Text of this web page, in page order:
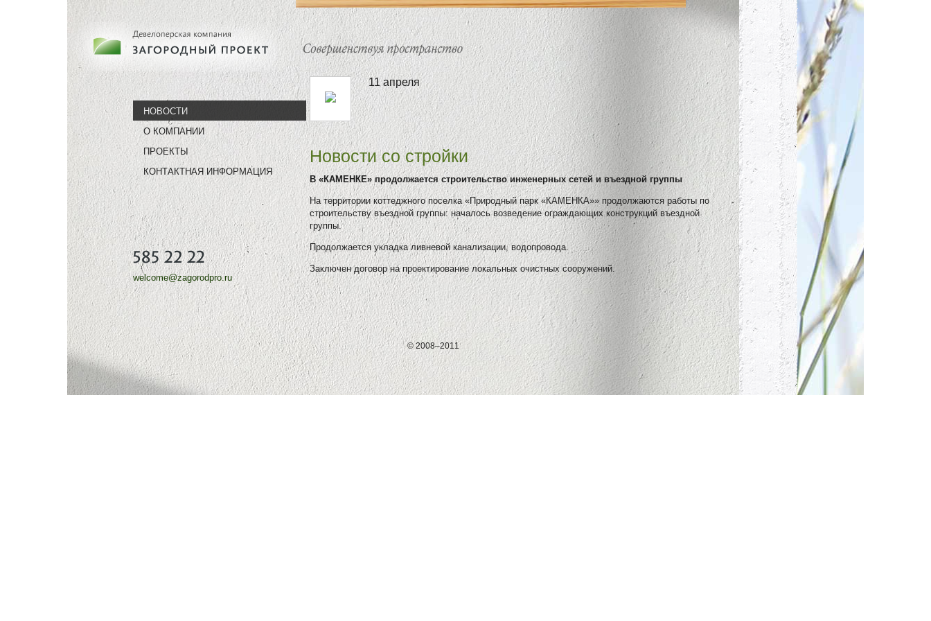
НОВОСТИ
О КОМПАНИИ
ПРОЕКТЫ
КОНТАКТНАЯ ИНФОРМАЦИЯ
welcome@zagorodpro.ru
11 апреля
Новости со стройки
В «КАМЕНКЕ» продолжается строительство инженерных сетей и въездной группы
На территории коттеджного поселка «Природный парк «КАМЕНКА»» продолжаются работы по
строительству въездной группы: началось возведение ограждающих конструкций въездной
группы.
Продолжается укладка ливневой канализации, водопровода.
Заключен договор на проектирование локальных очистных сооружений.
© 2008–2011